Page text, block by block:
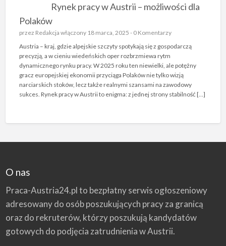
Rynek pracy w Austrii – możliwości dla
Polaków
przez Redakcja włączony 18 marca, 2025 - 0 Komentarzy
Austria – kraj, gdzie alpejskie szczyty spotykają się z gospodarczą
precyzją, a w cieniu wiedeńskich oper rozbrzmiewa rytm
dynamicznego rynku pracy. W 2025 roku ten niewielki, ale potężny
gracz europejskiej ekonomii przyciąga Polaków nie tylko wizją
narciarskich stoków, lecz także realnymi szansami na zawodowy
sukces. Rynek pracy w Austrii to enigma: z jednej strony stabilność […]
O nas
Praca-Austria24.pl to bezpłatny serwis ogłoszeniowy
adresowany do osób poszukujących pracy za granicą
oraz do rekruterów, którzy poszukują kandydatów
gotowych do podjęcia zatrudnienia w Austrii.